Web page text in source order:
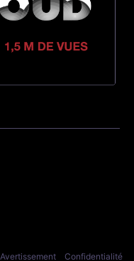
Avertissement
Confidentialité